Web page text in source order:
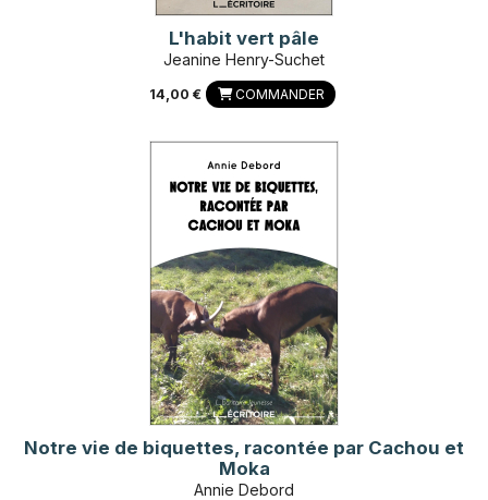
L'habit vert pâle
Jeanine Henry-Suchet
14,00 € COMMANDER
Notre vie de biquettes, racontée par Cachou et
Moka
Annie Debord